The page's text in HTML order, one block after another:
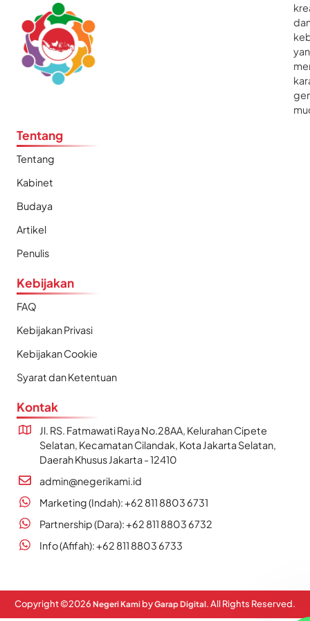
Tentang
Tentang
Kabinet
Budaya
Artikel
Penulis
Kebijakan
FAQ
Kebijakan Privasi
Kebijakan Cookie
Syarat dan Ketentuan
Kontak
Jl. RS. Fatmawati Raya No.28AA, Kelurahan Cipete
Selatan, Kecamatan Cilandak, Kota Jakarta Selatan,
Daerah Khusus Jakarta - 12410
admin@negerikami.id
Marketing (Indah): +62 811 8803 6731
Partnership (Dara): +62 811 8803 6732
Info (Afifah): +62 811 8803 6733
Copyright ©2026 Negeri Kami byGarap Digital. All Rights Reserved.